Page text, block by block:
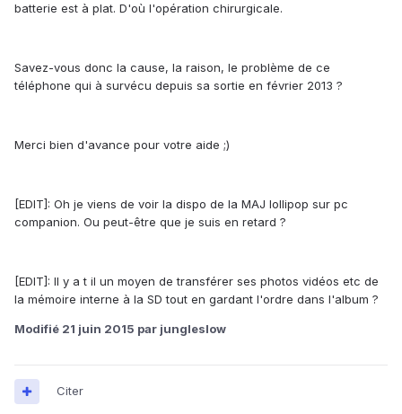
batterie est à plat. D'où l'opération chirurgicale.
Savez-vous donc la cause, la raison, le problème de ce
téléphone qui à survécu depuis sa sortie en février 2013 ?
Merci bien d'avance pour votre aide ;)
[EDIT]: Oh je viens de voir la dispo de la MAJ lollipop sur pc
companion. Ou peut-être que je suis en retard ?
[EDIT]: Il y a t il un moyen de transférer ses photos vidéos etc de
la mémoire interne à la SD tout en gardant l'ordre dans l'album ?
Modifié 21 juin 2015 par jungleslow
Citer